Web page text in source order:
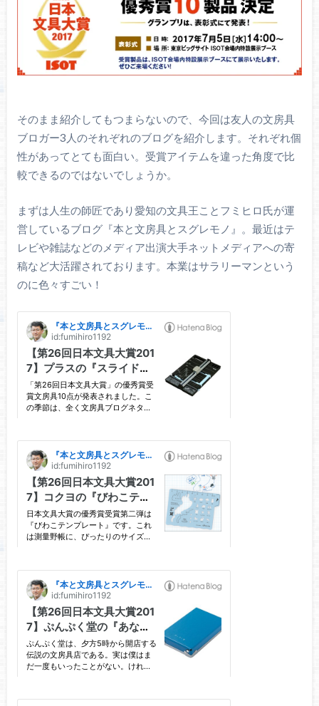
そのまま紹介してもつまらないので、今回は友人の文房具
ブロガー3人のそれぞれのブログを紹介します。それぞれ個
性があってとても面白い。受賞アイテムを違った角度で比
較できるのではないでしょうか。
まずは人生の師匠であり愛知の文具王ことフミヒロ氏が運
営しているブログ『本と文房具とスグレモノ』。最近はテ
レビや雑誌などのメディア出演大手ネットメディアへの寄
稿など大活躍されております。本業はサラリーマンという
のに色々すごい！